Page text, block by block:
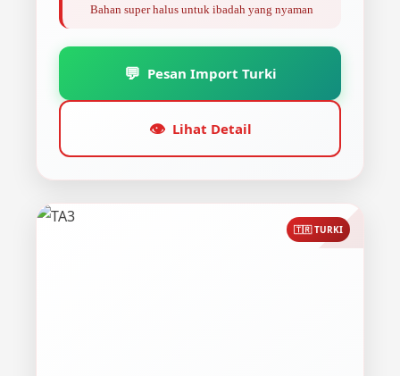
Bahan super halus untuk ibadah yang nyaman
💬 Pesan Import Turki
👁️ Lihat Detail
🇹🇷 TURKI